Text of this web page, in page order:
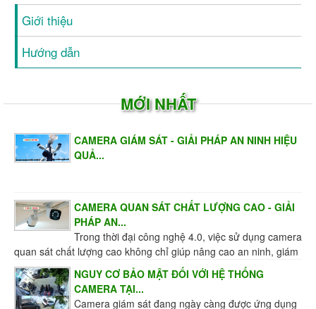
Giới thiệu
Hướng dẫn
MỚI NHẤT
CAMERA GIÁM SÁT - GIẢI PHÁP AN NINH HIỆU
QUẢ...
CAMERA QUAN SÁT CHẤT LƯỢNG CAO - GIẢI
PHÁP AN...
Trong thời đại công nghệ 4.0, việc sử dụng camera
quan sát chất lượng cao không chỉ giúp nâng cao an ninh, giám
sát hiệu quả mà còn mang đến sự an tâm...
NGUY CƠ BẢO MẬT ĐỐI VỚI HỆ THỐNG
CAMERA TẠI...
Camera giám sát đang ngày càng được ứng dụng